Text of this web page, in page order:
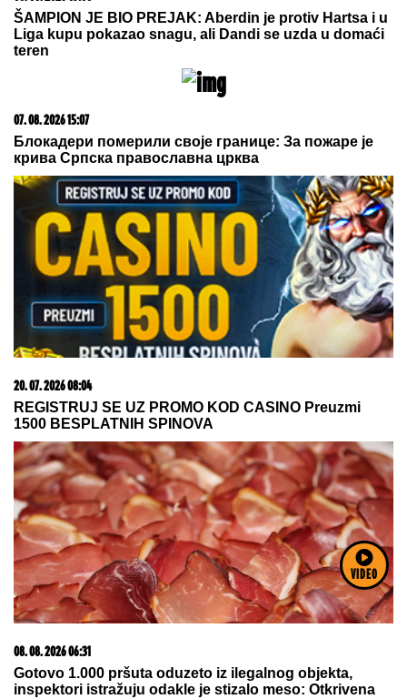
VIDEO
07. 08. 2026 09:47
Čiji hromozom određuje pol deteta? XX rađa se
devojčica, XY rađa se dečak
05. 08. 2026 14:12
Koliko visoku temperaturu ljudsko telo može da izdrži?
15. 07. 2026 07:44